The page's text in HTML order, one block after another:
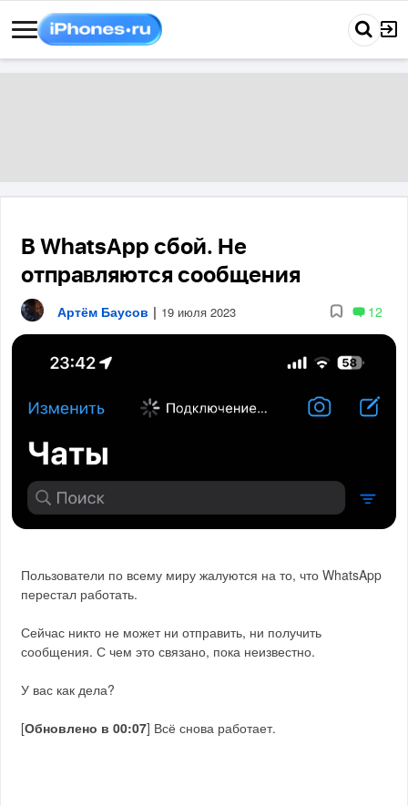
В WhatsApp сбой. Не
отправляются сообщения
Артём Баусов | 19 июля 2023 12
Пользователи по всему миру жалуются на то, что WhatsApp
перестал работать.
Сейчас никто не может ни отправить, ни получить
сообщения. С чем это связано, пока неизвестно.
У вас как дела?
[Обновлено в 00:07] Всё снова работает.